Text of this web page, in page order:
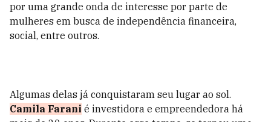
por uma grande onda de interesse por parte de
mulheres em busca de independência financeira,
social, entre outros.
Algumas delas já conquistaram seu lugar ao sol.
Camila Farani é investidora e empreendedora há